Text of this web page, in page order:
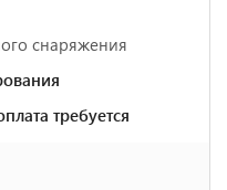
снаряжения
требуется